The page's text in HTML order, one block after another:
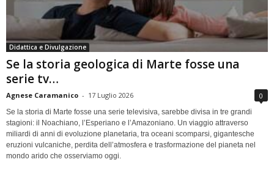
Didattica e Divulgazione
Se la storia geologica di Marte fosse una
serie tv…
Agnese Caramanico - 17 Luglio 2026 0
Se la storia di Marte fosse una serie televisiva, sarebbe divisa in tre grandi
stagioni: il Noachiano, l’Esperiano e l’Amazoniano. Un viaggio attraverso
miliardi di anni di evoluzione planetaria, tra oceani scomparsi, gigantesche
eruzioni vulcaniche, perdita dell’atmosfera e trasformazione del pianeta nel
mondo arido che osserviamo oggi.